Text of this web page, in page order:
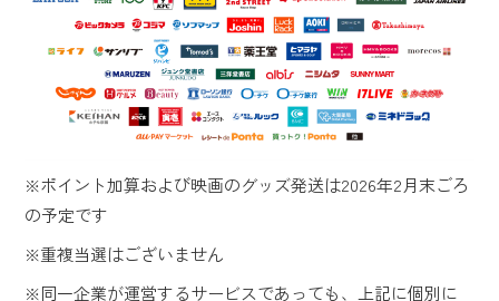
※ポイント加算および映画のグッズ発送は2026年2月末ごろ
の予定です
※重複当選はございません
※同一企業が運営するサービスであっても、上記に個別に